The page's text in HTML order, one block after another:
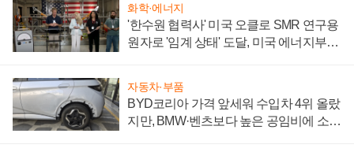
화학·에너지
'한수원 협력사' 미국 오클로 SMR 연구용
원자로 '임계 상태' 도달, 미국 에너지부
자동차·부품
BYD코리아 가격 앞세워 수입차 4위 올랐
지만, BMW·벤츠보다 높은 공임비에 소비